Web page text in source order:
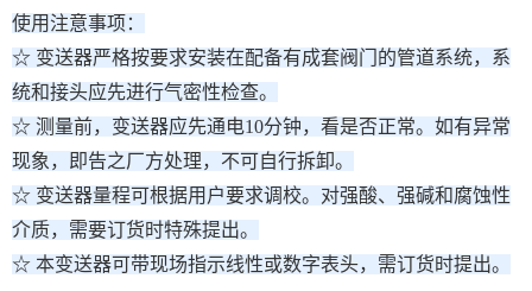
使用注意事项：
☆ 变送器严格按要求安装在配备有成套阀门的管道系统，系
统和接头应先进行气密性检查。
☆ 测量前，变送器应先通电10分钟，看是否正常。如有异常
现象，即告之厂方处理，不可自行拆卸。
☆ 变送器量程可根据用户要求调校。对强酸、强碱和腐蚀性
介质，需要订货时特殊提出。
☆ 本变送器可带现场指示线性或数字表头，需订货时提出。